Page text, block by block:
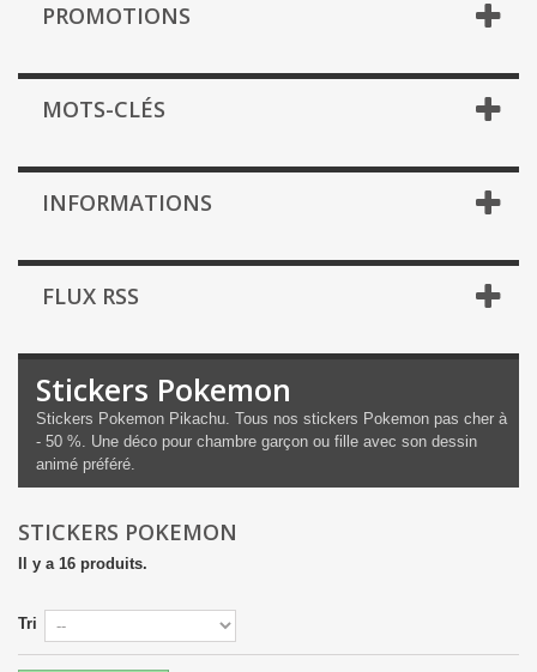
PROMOTIONS
MOTS-CLÉS
INFORMATIONS
FLUX RSS
Stickers Pokemon
Stickers Pokemon Pikachu. Tous nos stickers Pokemon pas cher à
- 50 %. Une déco pour chambre garçon ou fille avec son dessin
animé préféré.
STICKERS POKEMON
Il y a 16 produits.
Tri